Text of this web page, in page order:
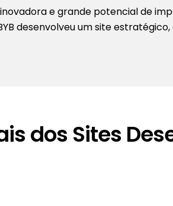
e grande potencial de
desenvolveu um site
dos Sites